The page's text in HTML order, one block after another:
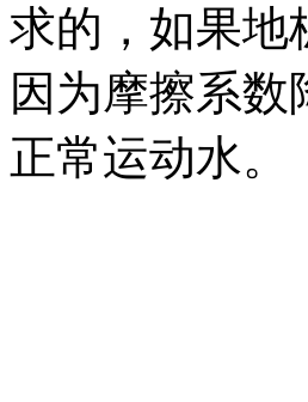
求的，如果地
因为摩擦系
正常运动水。